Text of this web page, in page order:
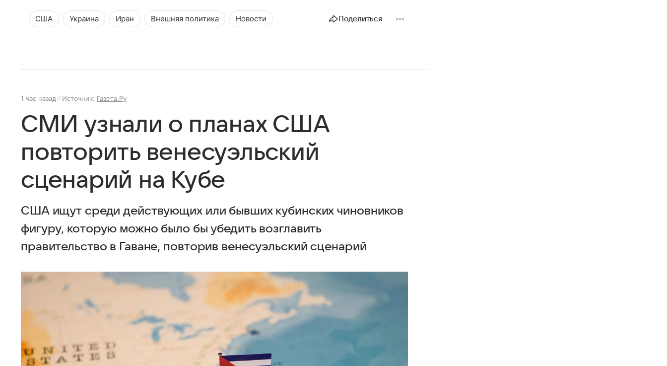
США Украина Иран Внешняя политика Новости Поделиться
1 час назад Источник: Газета.Ру
СМИ узнали о планах США
повторить венесуэльский
сценарий на Кубе
США ищут среди действующих или бывших кубинских чиновников
фигуру, которую можно было бы убедить возглавить
правительство в Гаване, повторив венесуэльский сценарий